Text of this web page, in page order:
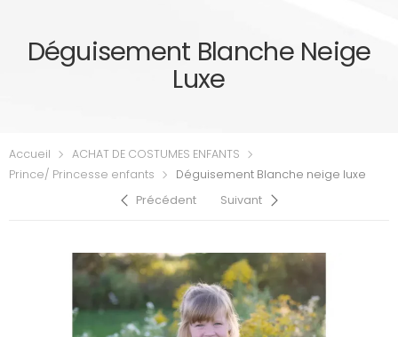
Déguisement Blanche Neige
Luxe
Accueil
ACHAT DE COSTUMES ENFANTS
Prince/ Princesse enfants
Déguisement Blanche neige luxe
Précédent
Suivant